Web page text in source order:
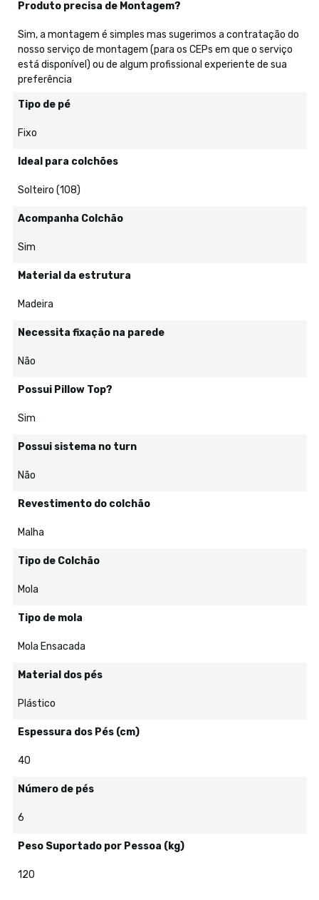
Produto precisa de Montagem?
Sim, a montagem é simples mas sugerimos a contratação do
nosso serviço de montagem (para os CEPs em que o serviço
está disponível) ou de algum profissional experiente de sua
preferência
Tipo de pé
Fixo
Ideal para colchões
Solteiro (108)
Acompanha Colchão
Sim
Material da estrutura
Madeira
Necessita fixação na parede
Não
Possui Pillow Top?
Sim
Possui sistema no turn
Não
Revestimento do colchão
Malha
Tipo de Colchão
Mola
Tipo de mola
Mola Ensacada
Material dos pés
Plástico
Espessura dos Pés (cm)
40
Número de pés
6
Peso Suportado por Pessoa (kg)
120